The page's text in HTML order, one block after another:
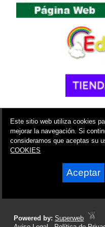
© 2006 - 2026 Portal de Yecla
info@portaldeyecla.es
Síguenos en:
Powered by:Superweb
Este sitio web utiliza cookies
mejorar la navegación. Si
consideramos que aceptas su
COOKIES
Aceptar